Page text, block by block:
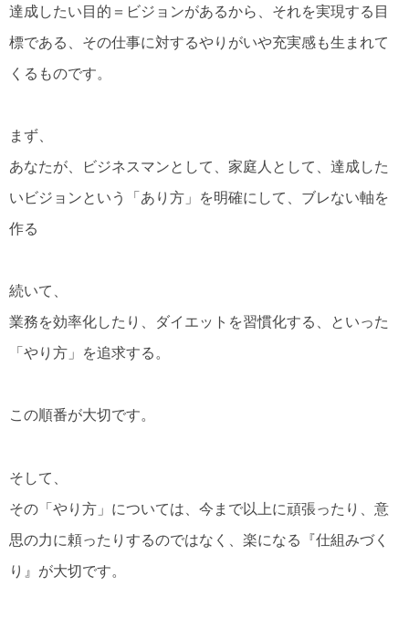
達成したい目的＝ビジョンがあるから、それを実現する目
標である、その仕事に対するやりがいや充実感も生まれて
くるものです。
まず、
あなたが、ビジネスマンとして、家庭人として、達成した
いビジョンという「あり方」を明確にして、ブレない軸を
作る
続いて、
業務を効率化したり、ダイエットを習慣化する、といった
「やり方」を追求する。
この順番が大切です。
そして、
その「やり方」については、今まで以上に頑張ったり、意
思の力に頼ったりするのではなく、楽になる『仕組みづく
り』が大切です。